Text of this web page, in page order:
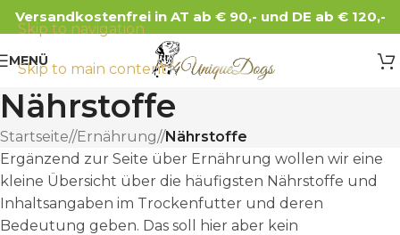
Skip to navigation
Skip to main content
Versandkostenfrei in AT ab € 90,- und DE ab € 120,-
MENÜ
Nährstoffe
Startseite/ Ernährung/ Nährstoffe
Ergänzend zur Seite über Ernährung wollen wir eine
kleine Übersicht über die häufigsten Nährstoffe und
Inhaltsangaben im Trockenfutter und deren
Bedeutung geben. Das soll hier aber kein